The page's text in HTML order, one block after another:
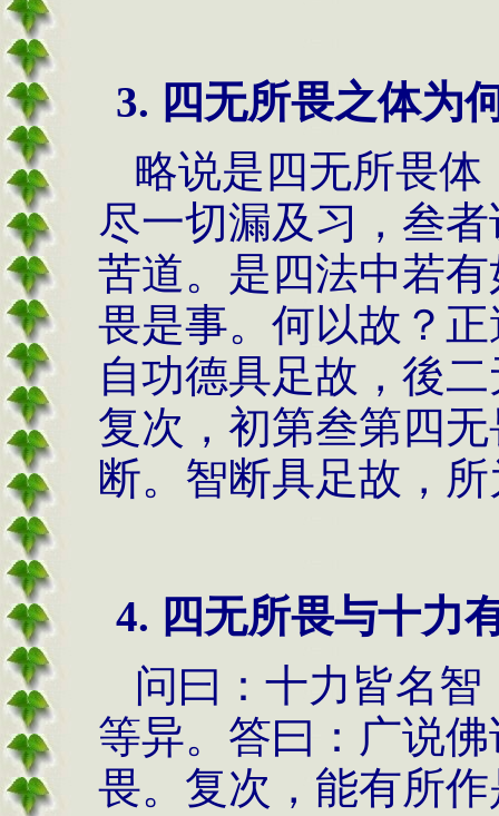
3. 四无所畏之体为
略说是四无所畏
尽一切漏及习，叁
苦道。是四法中若
畏是事。何以故？
自功德具足故，後
复次，初第叁第四
断。智断具足故，
4. 四无所畏与十力
问曰：十力皆名
等异。答曰：广说
畏。复次，能有所